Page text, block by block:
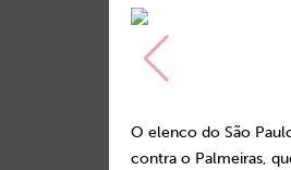
O elenco do São
contra o Palmeiras,